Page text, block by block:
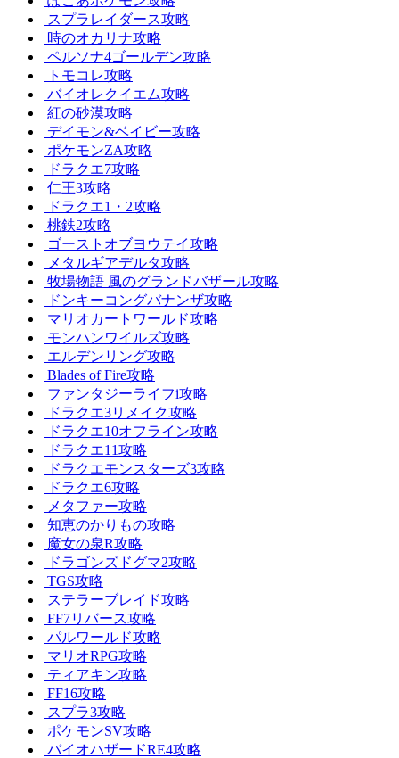
スプラレイダース攻略
時のオカリナ攻略
ペルソナ4ゴールデン攻略
トモコレ攻略
バイオレクイエム攻略
紅の砂漠攻略
デイモン&ベイビー攻略
ポケモンZA攻略
ドラクエ7攻略
仁王3攻略
ドラクエ1・2攻略
桃鉄2攻略
ゴーストオブヨウテイ攻略
メタルギアデルタ攻略
牧場物語 風のグランドバザール攻略
ドンキーコングバナンザ攻略
マリオカートワールド攻略
モンハンワイルズ攻略
エルデンリング攻略
Blades of Fire攻略
ファンタジーライフi攻略
ドラクエ3リメイク攻略
ドラクエ10オフライン攻略
ドラクエ11攻略
ドラクエモンスターズ3攻略
ドラクエ6攻略
メタファー攻略
知恵のかりもの攻略
魔女の泉R攻略
ドラゴンズドグマ2攻略
TGS攻略
ステラーブレイド攻略
FF7リバース攻略
パルワールド攻略
マリオRPG攻略
ティアキン攻略
FF16攻略
スプラ3攻略
ポケモンSV攻略
バイオハザードRE4攻略